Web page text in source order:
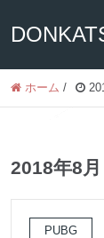
ホーム /
2018年8月
PUBG